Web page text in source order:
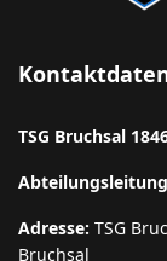
TSG Bruchsal
Adresse: TSG
Bruchsal